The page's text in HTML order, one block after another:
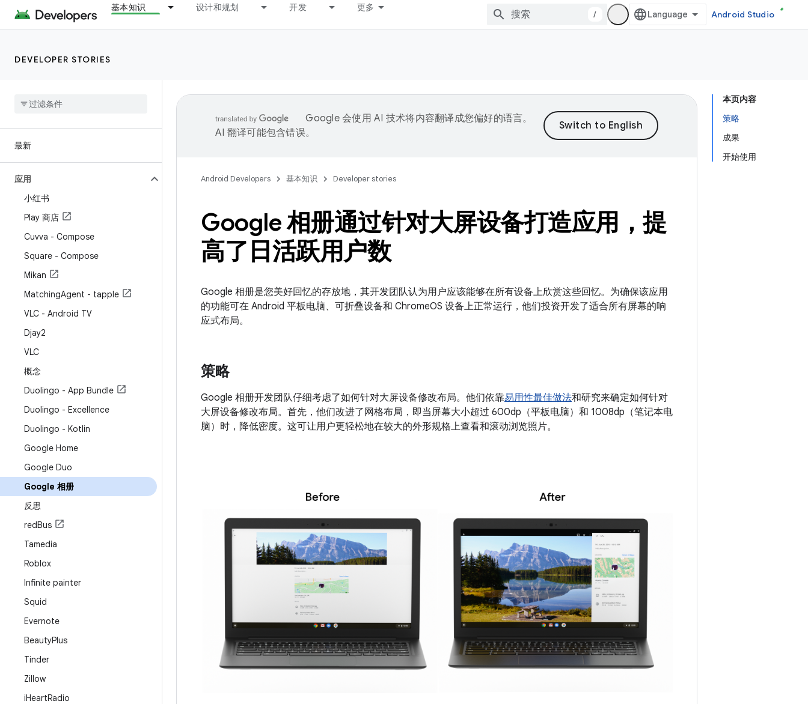
基本知识 设计和规划 开发 更多
/ Android Studio
DEVELOPER STORIES
最新
应用
小红书
Play 商店
Cuvva - Compose
Square - Compose
Mikan
MatchingAgent - tapple
VLC - Android TV
Djay2
VLC
概念
Duolingo - App Bundle
Duolingo - Excellence
Duolingo - Kotlin
Google Home
Google Duo
Google 相册
反思
redBus
Tamedia
Roblox
Infinite painter
Squid
Evernote
BeautyPlus
Tinder
Zillow
iHeartRadio
本页内容
策略
成果
开始使用
Google 会使用 AI 技术将内容翻译成您偏好的语言。
AI 翻译可能包含错误。
Android Developers 基本知识 Developer stories
Google 相册通过针对大屏设备打造应用，提
高了日活跃用户数
Google 相册是您美好回忆的存放地，其开发团队认为用户应该能够在所有设备上欣赏这些回忆。为确保该应用
的功能可在 Android 平板电脑、可折叠设备和 ChromeOS 设备上正常运行，他们投资开发了适合所有屏幕的响
应式布局。
策略
Google 相册开发团队仔细考虑了如何针对大屏设备修改布局。他们依靠易用性最佳做法和研究来确定如何针对
大屏设备修改布局。首先，他们改进了网格布局，即当屏幕大小超过 600dp（平板电脑）和 1008dp（笔记本电
脑）时，降低密度。这可让用户更轻松地在较大的外形规格上查看和滚动浏览照片。